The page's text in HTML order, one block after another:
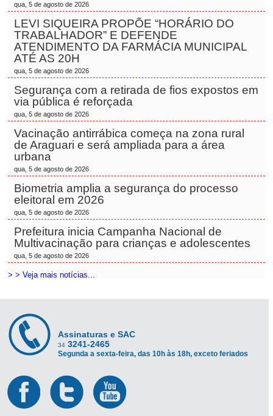
qua, 5 de agosto de 2026
LEVI SIQUEIRA PROPÕE “HORÁRIO DO
TRABALHADOR” E DEFENDE
ATENDIMENTO DA FARMÁCIA MUNICIPAL
ATÉ AS 20H
qua, 5 de agosto de 2026
Segurança com a retirada de fios expostos em
via pública é reforçada
qua, 5 de agosto de 2026
Vacinação antirrábica começa na zona rural
de Araguari e será ampliada para a área
urbana
qua, 5 de agosto de 2026
Biometria amplia a segurança do processo
eleitoral em 2026
qua, 5 de agosto de 2026
Prefeitura inicia Campanha Nacional de
Multivacinação para crianças e adolescentes
qua, 5 de agosto de 2026
> > Veja mais notícias...
Assinaturas e SAC
34 3241-2465
Segunda a sexta-feira, das 10h às 18h, exceto feriados